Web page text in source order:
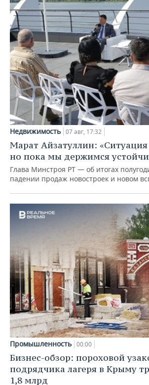
Недвижимость 07 авг, 17:32
Марат Айзатуллин: «Ситуация
но пока мы держимся
Глава Минстроя РТ — об итогах
падении продаж новостроек и новом
Промышленность 00:00
Бизнес-обзор: пороховой
подрядчика лагеря в Крыму
1,8 млрд